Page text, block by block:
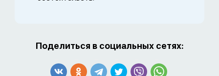
Поделиться в социальных сетях: